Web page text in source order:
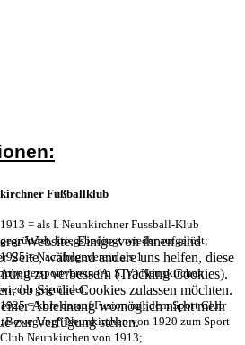
Website. Einige von ihnen sind
Seite, während andere uns helfen, diese
zu verbessern (Tracking Cookies).
ob Sie die Cookies zulassen möchten.
Ablehnung womöglich nicht mehr
zur Verfügung stehen.
Fußballklub
1913 = als I. Neunkirchner Fussball-Klub
gegründet, kriegsbedingt wieder aufgelöst;
1925 = Nachfolgeverein als 1.
Arbeitersportverein (A. S. V.) Neunkirchen
wieder gegründet;
1925 = kurz darauf Fusion mit dem Sport Club
„Bewegung“ Neunkirchen von 1920 zum Sport
Club Neunkirchen von 1913;